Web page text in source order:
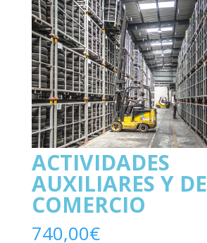
ACTIVIDADES
AUXILIARES Y DE
COMERCIO
740,00€